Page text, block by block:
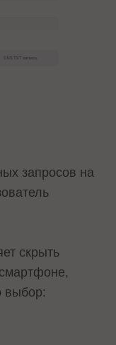
запросов на
скрыть
выбор: